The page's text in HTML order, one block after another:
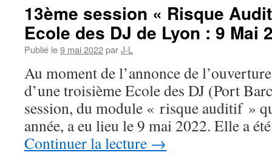
13ème session « Risque
Ecole des DJ de Lyon : 9 Mai
Publié le9 mai 2022parJ-L
Au moment de l’annonce de
d’une troisième Ecole des DJ (Port
session, du module « risque auditif »
année, a eu lieu le 9 mai 2022. Elle a
Continuer la lecture →